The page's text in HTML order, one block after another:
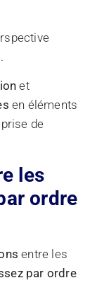
et
en éléments
de
les
ordre
entre les
par ordre